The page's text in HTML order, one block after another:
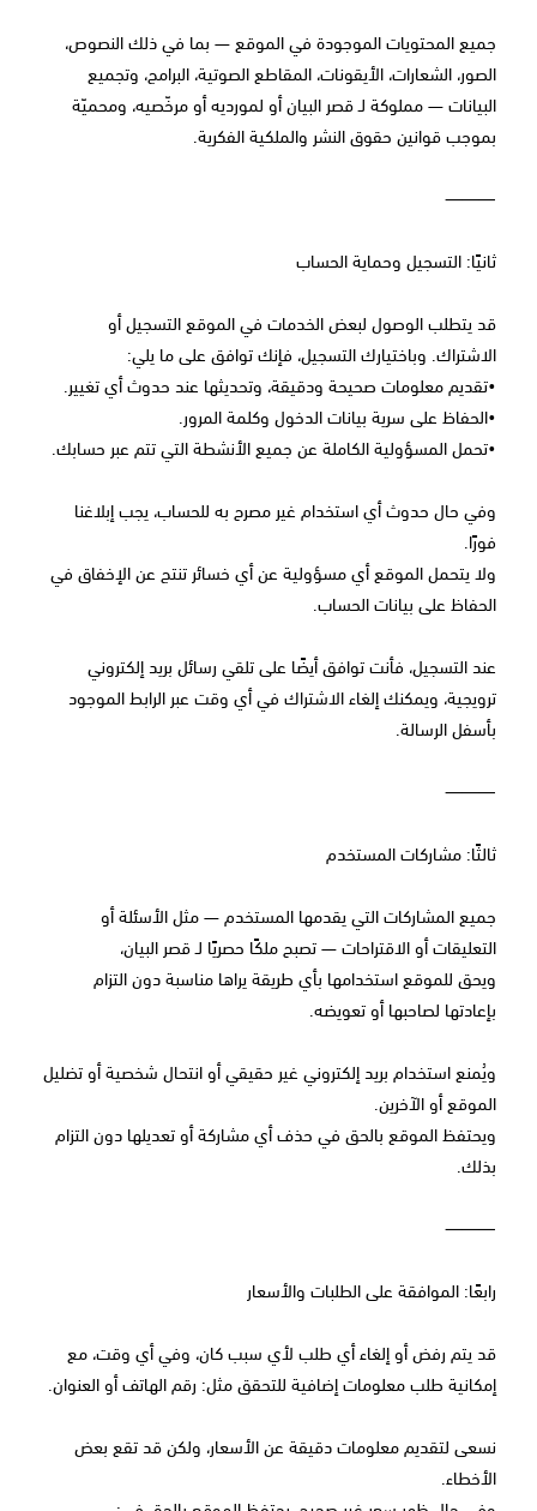
جميع المحتويات الموجودة في الموقع — بما في ذلك النصوص،
الصور، الشعارات، الأيقونات، المقاطع الصوتية، البرامج، وتجميع
البيانات — مملوكة لـ قصر البيان أو لمورديه أو مرخّصيه، ومحميّة
بموجب قوانين حقوق النشر والملكية الفكرية.
⸻
ثانيًا: التسجيل وحماية الحساب
قد يتطلب الوصول لبعض الخدمات في الموقع التسجيل أو
الاشتراك. وباختيارك التسجيل، فإنك توافق على ما يلي:
•تقديم معلومات صحيحة ودقيقة، وتحديثها عند حدوث أي تغيير.
•الحفاظ على سرية بيانات الدخول وكلمة المرور.
•تحمل المسؤولية الكاملة عن جميع الأنشطة التي تتم عبر حسابك.
وفي حال حدوث أي استخدام غير مصرح به للحساب، يجب إبلاغنا
فورًا.
ولا يتحمل الموقع أي مسؤولية عن أي خسائر تنتج عن الإخفاق في
الحفاظ على بيانات الحساب.
عند التسجيل، فأنت توافق أيضًا على تلقي رسائل بريد إلكتروني
ترويجية، ويمكنك إلغاء الاشتراك في أي وقت عبر الرابط الموجود
بأسفل الرسالة.
⸻
ثالثًا: مشاركات المستخدم
جميع المشاركات التي يقدمها المستخدم — مثل الأسئلة أو
التعليقات أو الاقتراحات — تصبح ملكًا حصريًا لـ قصر البيان،
ويحق للموقع استخدامها بأي طريقة يراها مناسبة دون التزام
بإعادتها لصاحبها أو تعويضه.
ويُمنع استخدام بريد إلكتروني غير حقيقي أو انتحال شخصية أو تضليل
الموقع أو الآخرين.
ويحتفظ الموقع بالحق في حذف أي مشاركة أو تعديلها دون التزام
بذلك.
⸻
رابعًا: الموافقة على الطلبات والأسعار
قد يتم رفض أو إلغاء أي طلب لأي سبب كان، وفي أي وقت، مع
إمكانية طلب معلومات إضافية للتحقق مثل: رقم الهاتف أو العنوان.
نسعى لتقديم معلومات دقيقة عن الأسعار، ولكن قد تقع بعض
الأخطاء.